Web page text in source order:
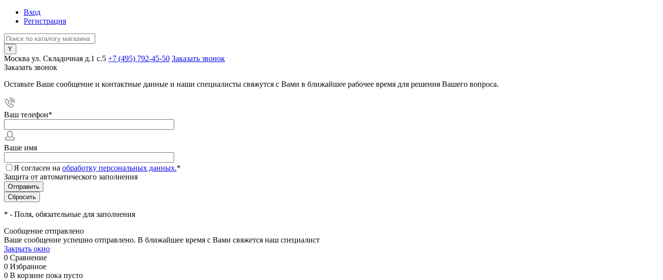
Вход
Регистрация
Москва ул. Складочная д.1 c.5 +7 (495) 792-45-50 Заказать звонок
Заказать звонок
Оставьте Ваше сообщение и контактные данные и наши специалисты свяжутся с Вами в ближайшее рабочее время для решения Вашего вопроса.
Ваш телефон*
Ваше имя
Я согласен на обработку персональных данных.*
Защита от автоматического заполнения
* - Поля, обязательные для заполнения
Сообщение отправлено
Ваше сообщение успешно отправлено. В ближайшее время с Вами свяжется наш специалист
Закрыть окно
0 Сравнение
0 Избранное
0 В корзине пока пусто